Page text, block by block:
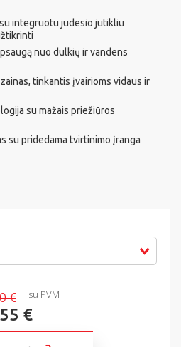
integruotu judesio jutikliu
nuo dulkių ir vandens
tinkantis įvairioms vidaus ir
su mažais priežiūros
su pridedama tvirtinimo įranga
€
€
su PVM